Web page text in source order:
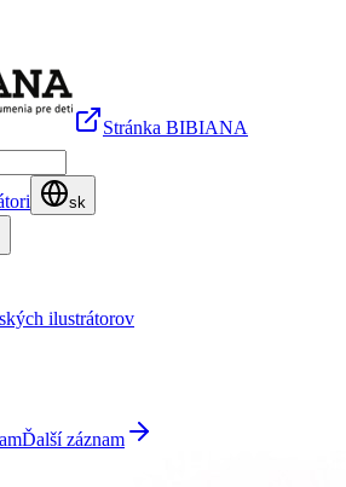
Stránka BIBIANA
sk
ilustrátorov
Ďalší záznam